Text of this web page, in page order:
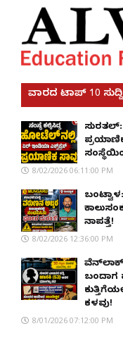
ವಾರದ ಟಾಪ್ 10 ಸುದ್ದಿ
8/02/2026 06:11:00 PM
ನಾಪತ್ತೆ!
8/02/2026 12:36:00 PM
ವೆನ್‌ಲಾಕ್
ಕಳವು!
8/01/2026 07:12:00 PM